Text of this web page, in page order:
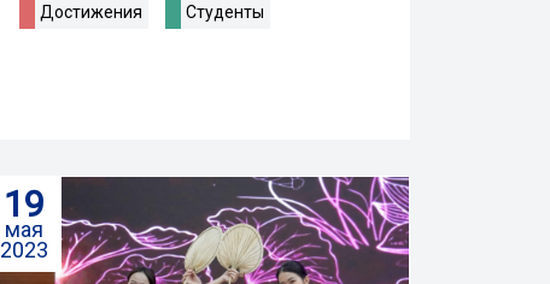
Достижения Студенты
19
мая
2023